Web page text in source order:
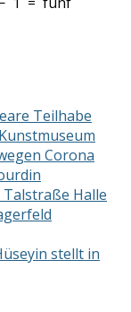
Teilhabe
Corona
Halle
stellt in